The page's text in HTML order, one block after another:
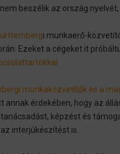
beszélik az ország
i munkaerő-
Ezeket a cégeket it
munkaközvetítők és a
annak érdekében, hogy az
képzést és
interjúkészítést is.